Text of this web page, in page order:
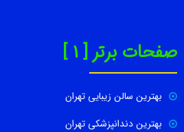
صفحات برتر [ 1 ]
بهترین سالن زیبایی تهران
بهترین دندانپزشکی تهران